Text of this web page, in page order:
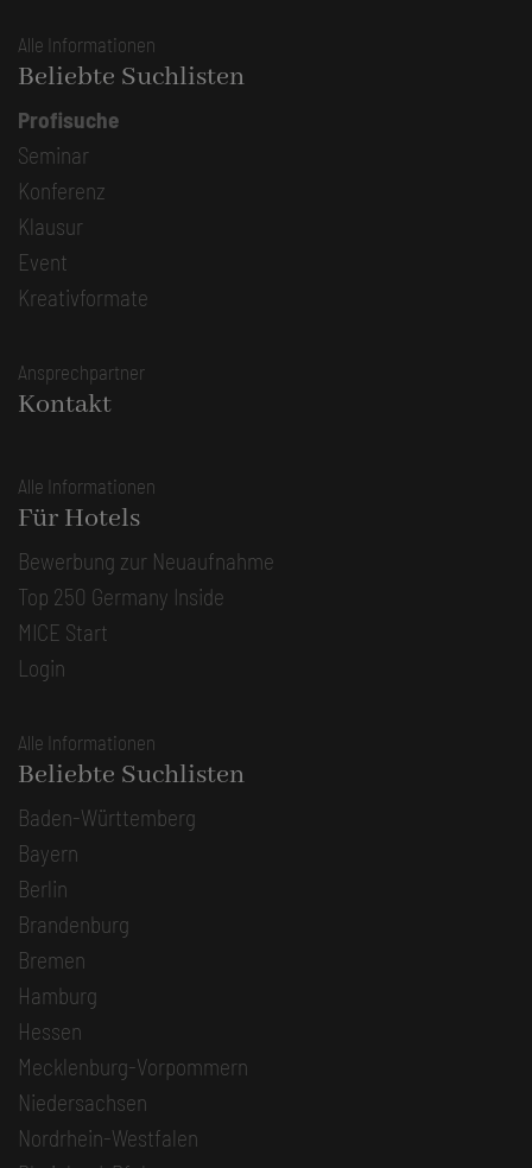
Alle Informationen
Beliebte Suchlisten
Profisuche
Seminar
Konferenz
Klausur
Event
Kreativformate
Ansprechpartner
Kontakt
Alle Informationen
Für Hotels
Bewerbung zur Neuaufnahme
Top 250 Germany Inside
MICE Start
Login
Alle Informationen
Beliebte Suchlisten
Baden-Württemberg
Bayern
Berlin
Brandenburg
Bremen
Hamburg
Hessen
Mecklenburg-Vorpommern
Niedersachsen
Nordrhein-Westfalen